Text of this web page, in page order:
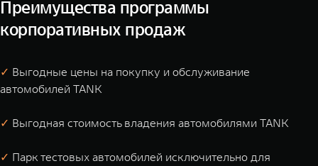
Преимущества программы
корпоративных продаж
✓ Выгодные цены на покупку и обслуживание
автомобилей TANK
✓ Выгодная стоимость владения автомобилями TANK
✓ Парк тестовых автомобилей исключительно для